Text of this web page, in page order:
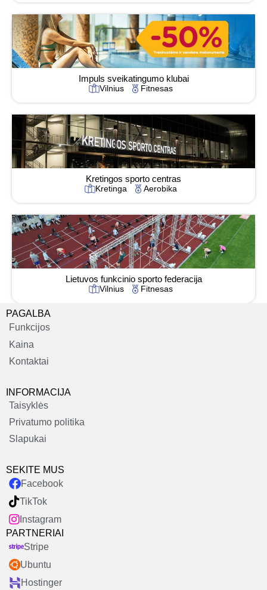
Impuls sveikatingumo klubai
Vilnius Fitnesas
Kretingos sporto centras
Kretinga Aerobika
Lietuvos funkcinio sporto federacija
Vilnius Fitnesas
PAGALBA
Funkcijos
Kaina
Kontaktai
INFORMACIJA
Taisyklės
Privatumo politika
Slapukai
SEKITE MUS
Facebook
TikTok
Instagram
PARTNERIAI
Stripe
Ubuntu
Hostinger